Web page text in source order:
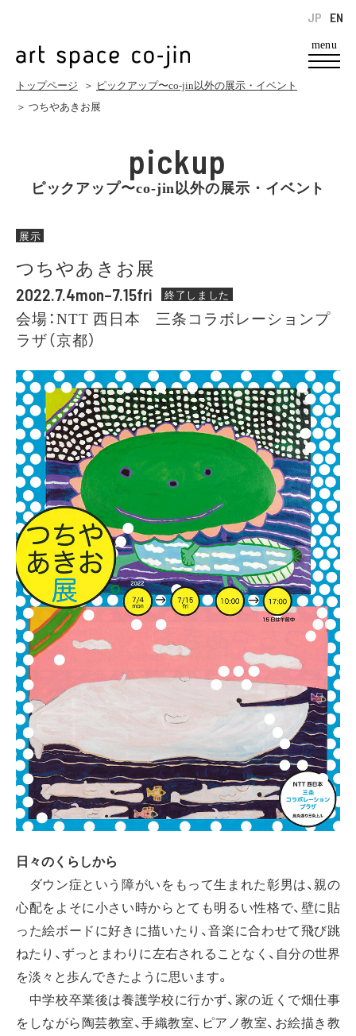
menu
EN
JP
トップページ ＞ ピックアップ〜co-jin以外の展示・イベント
＞ つちやあきお展
pickup
ピックアップ〜co-jin以外の展示・イベント
展示
つちやあきお展
2022.7.4mon–7.15fri 終了しました
会場：NTT 西日本 三条コラボレーションプ
ラザ（京都）
日々のくらしから
ダウン症という障がいをもって生まれた彰男は、親の
心配をよそに小さい時からとても明るい性格で、壁に貼
った絵ボードに好きに描いたり、音楽に合わせて飛び跳
ねたり、ずっとまわりに左右されることなく、自分の世界
を淡々と歩んできたように思います。
中学校卒業後は養護学校に行かず、家の近くで畑仕事
をしながら陶芸教室、手織教室、ピアノ教室、お絵描き教